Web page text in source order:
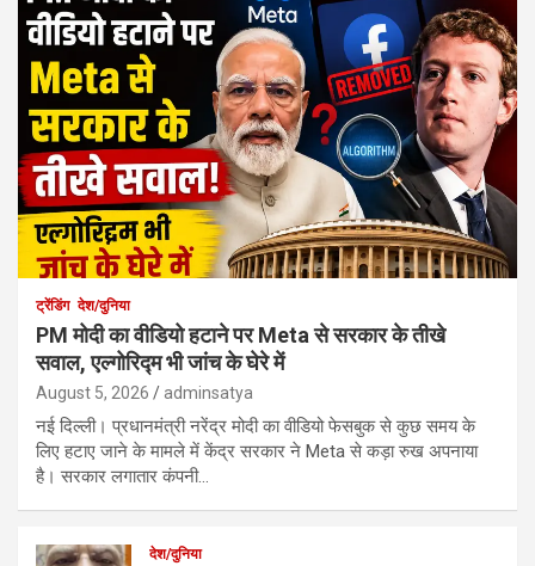
ट्रेंडिंग देश/दुनिया
PM मोदी का वीडियो हटाने पर Meta से सरकार के तीखे
सवाल, एल्गोरिद्म भी जांच के घेरे में
August 5, 2026 adminsatya
नई दिल्ली। प्रधानमंत्री नरेंद्र मोदी का वीडियो फेसबुक से कुछ समय के
लिए हटाए जाने के मामले में केंद्र सरकार ने Meta से कड़ा रुख अपनाया
है। सरकार लगातार कंपनी…
देश/दुनिया